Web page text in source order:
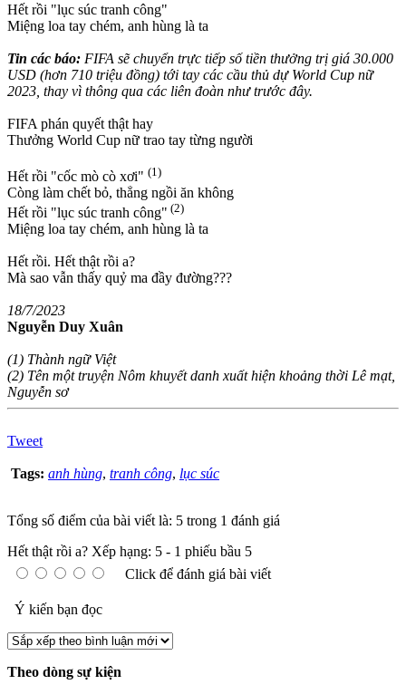
Hết rồi "lục súc tranh công"
Miệng loa tay chém, anh hùng là ta
Tin các báo: FIFA sẽ chuyển trực tiếp số tiền thưởng trị giá 30.000
USD (hơn 710 triệu đồng) tới tay các cầu thủ dự World Cup nữ
2023, thay vì thông qua các liên đoàn như trước đây.
FIFA phán quyết thật hay
Thưởng World Cup nữ trao tay từng người
Hết rồi "cốc mò cò xơi" (1)
Còng làm chết bỏ, thẳng ngồi ăn không
Hết rồi "lục súc tranh công" (2)
Miệng loa tay chém, anh hùng là ta
Hết rồi. Hết thật rồi a?
Mà sao vẫn thấy quỷ ma đầy đường???
18/7/2023
Nguyễn Duy Xuân
(1) Thành ngữ Việt
(2) Tên một truyện Nôm khuyết danh xuất hiện khoảng thời Lê mạt,
Nguyễn sơ
Tweet
Tags: anh hùng, tranh công, lục súc
Tổng số điểm của bài viết là: 5 trong 1 đánh giá
Hết thật rồi a? Xếp hạng: 5 - 1 phiếu bầu 5
Click để đánh giá bài viết
Ý kiến bạn đọc
Theo dòng sự kiện